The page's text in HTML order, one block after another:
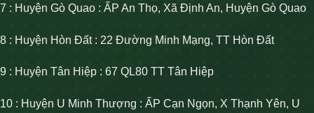
7 : Huyện Gò Quao : ẤP An Thọ, Xã Định An, Huyện Gò Quao
8 : Huyện Hòn Đất : 22 Đường Minh Mạng, TT Hòn Đất
9 : Huyện Tân Hiệp : 67 QL80 TT Tân Hiệp
10 : Huyện U Minh Thượng : ẤP Cạn Ngọn, X Thạnh Yên, U